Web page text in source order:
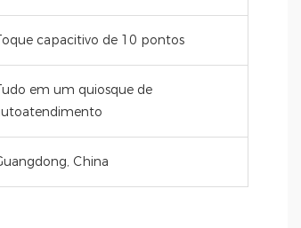
capacitivo de 10 pontos
em um quiosque de
China